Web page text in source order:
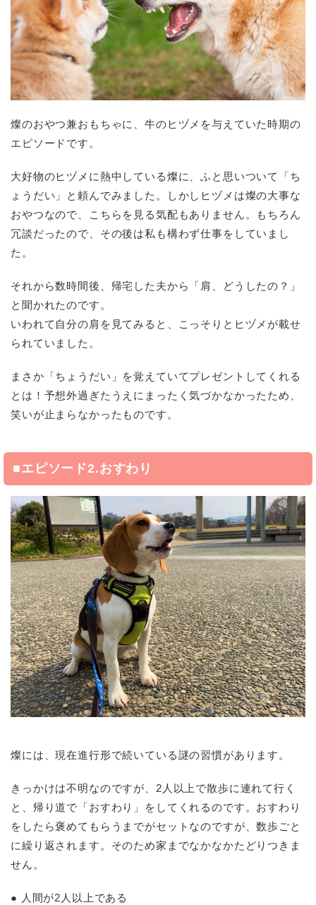
燦のおやつ兼おもちゃに、牛のヒヅメを与えていた時期の
エピソードです。
大好物のヒヅメに熱中している燦に、ふと思いついて「ち
ょうだい」と頼んでみました。しかしヒヅメは燦の大事な
おやつなので、こちらを見る気配もありません。もちろん
冗談だったので、その後は私も構わず仕事をしていまし
た。
それから数時間後、帰宅した夫から「肩、どうしたの？」
と聞かれたのです。
いわれて自分の肩を見てみると、こっそりとヒヅメが載せ
られていました。
まさか「ちょうだい」を覚えていてプレゼントしてくれる
とは！予想外過ぎたうえにまったく気づかなかったため、
笑いが止まらなかったものです。
■エピソード2.おすわり
燦には、現在進行形で続いている謎の習慣があります。
きっかけは不明なのですが、2人以上で散歩に連れて行く
と、帰り道で「おすわり」をしてくれるのです。おすわり
をしたら褒めてもらうまでがセットなのですが、数歩ごと
に繰り返されます。そのため家までなかなかたどりつきま
せん。
● 人間が2人以上である